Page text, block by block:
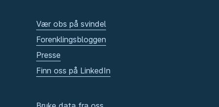
Vær obs på svindel
Forenklingsbloggen
Presse
Finn oss på LinkedIn